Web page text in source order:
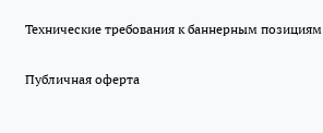
Технические требования к баннерным позициям
Публичная оферта